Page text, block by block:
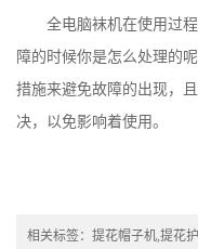
全电脑袜机在使用过
障的时候你是怎么处理的
措施来避免故障的出现，
决，以免影响着使用。
相关标签： 提花帽子机,提花